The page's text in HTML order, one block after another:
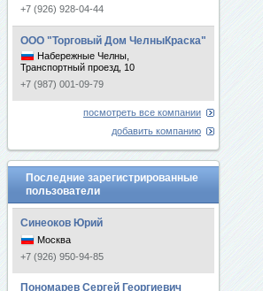
+7 (926) 928-04-44
ООО "Торговый Дом ЧелныКраска"
Набережные Челны,
Транспортный проезд, 10
+7 (987) 001-09-79
посмотреть все компании
добавить компанию
Последние зарегистрированные
пользователи
Синеоков Юрий
Москва
+7 (926) 950-94-85
Пономарев Сергей Георгиевич